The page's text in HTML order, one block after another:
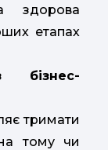
здорова
етапах
бізнес-
тримати
тому чи